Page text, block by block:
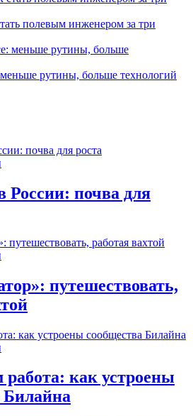
полевым инженером за три
рутины, больше технологий
России: почва для
путешествовать,
как устроены
Билайна